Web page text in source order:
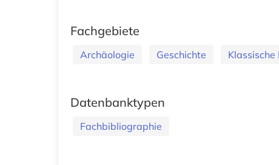
Fachgebiete
Archäologie Geschichte
Datenbanktypen
Fachbibliographie